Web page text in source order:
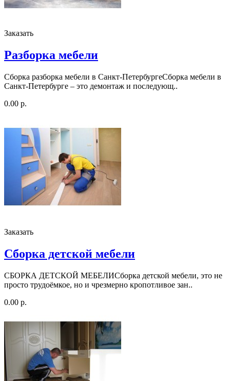
Заказать
Разборка мебели
Сборка разборка мебели в Санкт-ПетербургеСборка мебели в
Санкт-Петербурге – это демонтаж и последующ..
0.00 р.
Заказать
Сборка детской мебели
СБОРКА ДЕТСКОЙ МЕБЕЛИСборка детской мебели, это не
просто трудоёмкое, но и чрезмерно кропотливое зан..
0.00 р.